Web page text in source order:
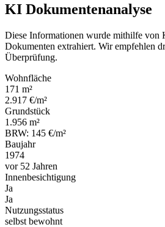
KI Dokumentenanalyse
Diese Informationen wurde mithilfe von
Dokumenten extrahiert. Wir empfehlen
Überprüfung.
Wohnfläche
171 m²
2.917 €/m²
Grundstück
1.956 m²
BRW: 145 €/m²
Baujahr
1974
vor 52 Jahren
Innenbesichtigung
Ja
Ja
Nutzungsstatus
selbst bewohnt